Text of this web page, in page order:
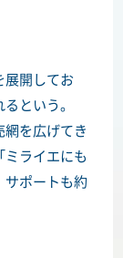
展開してお
という。
を広げてき
ライエにも
サポートも約